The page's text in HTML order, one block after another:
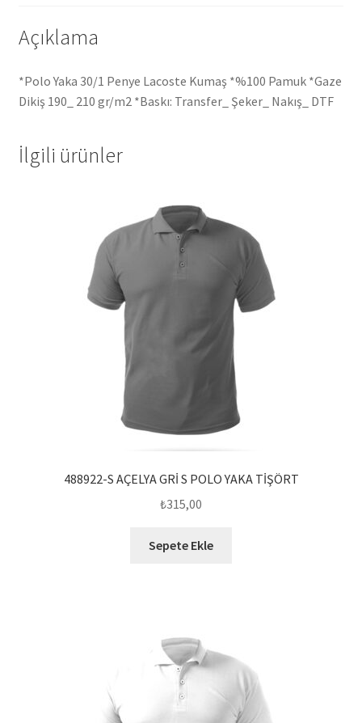
Açıklama
*Polo Yaka 30/1 Penye Lacoste Kumaş *%100 Pamuk *Gaze
Dikiş 190_ 210 gr/m2 *Baskı: Transfer_ Şeker_ Nakış_ DTF
İlgili ürünler
488922-S AÇELYA GRİ S POLO YAKA TİŞÖRT
₺315,00
Sepete Ekle